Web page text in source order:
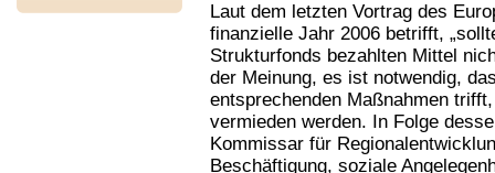
Laut dem letzten Vortrag des
finanzielle Jahr 2006 betrifft,
Strukturfonds bezahlten Mittel
der Meinung, es ist notwendig,
entsprechenden Maßnahmen
vermieden werden. In Folge
Kommissar für
Beschäftigung, soziale